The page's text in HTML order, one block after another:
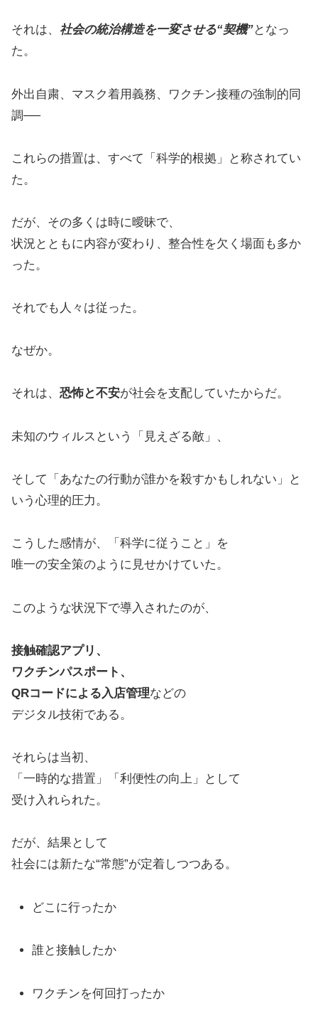
それは、 社会の統治構造を一変させる“契機”となっ
た。
外出自粛、マスク着用義務、ワクチン接種の強制的同
調──
これらの措置は、すべて「科学的根拠」と称されてい
た。
だが、その多くは時に曖昧で、
状況とともに内容が変わり、整合性を欠く場面も多か
った。
それでも人々は従った。
なぜか。
それは、 恐怖と不安が社会を支配していたからだ。
未知のウィルスという「見えざる敵」、
そして「あなたの行動が誰かを殺すかもしれない」と
いう心理的圧力。
こうした感情が、「科学に従うこと」を
唯一の安全策のように見せかけていた。
このような状況下で導入されたのが、
接触確認アプリ、
ワクチンパスポート、
QRコードによる入店管理などの
デジタル技術である。
それらは当初、
「一時的な措置」「利便性の向上」として
受け入れられた。
だが、結果として
社会には新たな“常態”が定着しつつある。
どこに行ったか
誰と接触したか
ワクチンを何回打ったか